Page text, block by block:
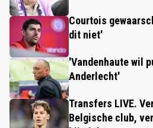
Courtois
dit niet'
'Vandenhaute wil
Anderlecht'
Transfers LIVE.
Belgische club,